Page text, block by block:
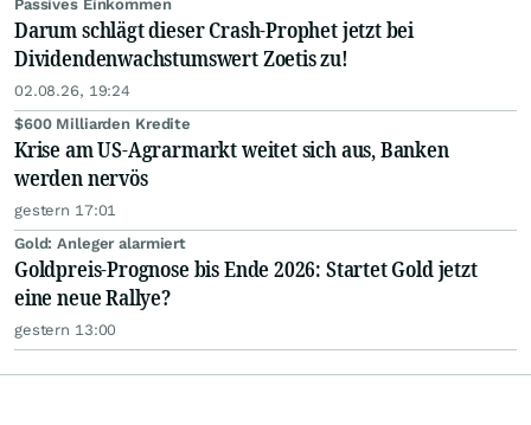
Passives Einkommen
Darum schlägt dieser Crash-Prophet jetzt bei
Dividendenwachstumswert Zoetis zu!
02.08.26, 19:24
$600 Milliarden Kredite
Krise am US-Agrarmarkt weitet sich aus, Banken
werden nervös
gestern 17:01
Gold: Anleger alarmiert
Goldpreis-Prognose bis Ende 2026: Startet Gold jetzt
eine neue Rallye?
gestern 13:00